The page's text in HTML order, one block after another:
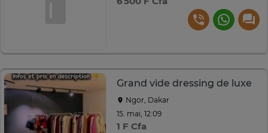
Grand vide dressing de luxe
Ngor, Dakar
15. mai, 12:09
1 F Cfa